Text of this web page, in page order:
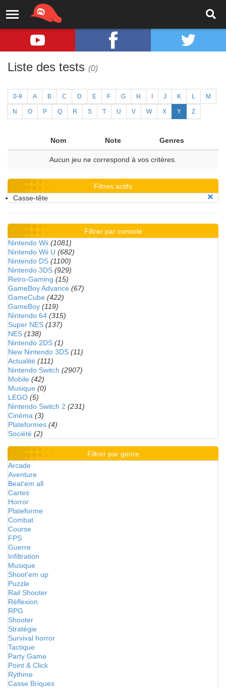
Liste des tests (0)
0-9 A B C D E F G H J K L M
N O P Q R S T U V W X Y Z
Nom Note Genres
Aucun jeu ne correspond à vos critères.
Filtres actifs
Casse-tête
Filtrer par console
Nintendo Wii (1081)
Nintendo Wii U (682)
Nintendo DS (1100)
Nintendo 3DS (929)
Retro-Gaming (15)
GameBoy Advance (67)
GameCube (422)
GameBoy (119)
Nintendo 64 (315)
Super NES (137)
NES (138)
Nintendo 2DS (1)
New Nintendo 3DS (11)
Actualité (111)
Nintendo Switch (2907)
Mobile (42)
Musique (0)
LEGO (5)
Nintendo Switch 2 (231)
Cinéma (3)
Plateformes (4)
Société (2)
Filtrer par genre
Arcade
Aventure
Beat'em all
Cartes
Horror
Plateforme
Combat
Course
FPS
Guerre
Infiltration
Musique
Shoot'em up
Puzzle
Rail Shooter
Réflexion
RPG
Shooter
Stratégie
Survival horror
Tactique
Party Game
Point & Click
Rythme
Casse Briques